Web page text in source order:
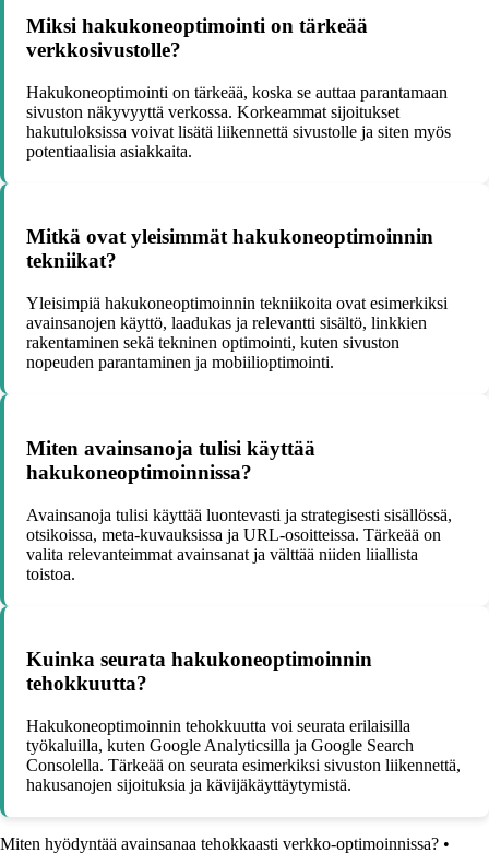
Miksi hakukoneoptimointi on tärkeää
verkkosivustolle?
Hakukoneoptimointi on tärkeää, koska se auttaa parantamaan
sivuston näkyvyyttä verkossa. Korkeammat sijoitukset
hakutuloksissa voivat lisätä liikennettä sivustolle ja siten myös
potentiaalisia asiakkaita.
Mitkä ovat yleisimmät hakukoneoptimoinnin
tekniikat?
Yleisimpiä hakukoneoptimoinnin tekniikoita ovat esimerkiksi
avainsanojen käyttö, laadukas ja relevantti sisältö, linkkien
rakentaminen sekä tekninen optimointi, kuten sivuston
nopeuden parantaminen ja mobiilioptimointi.
Miten avainsanoja tulisi käyttää
hakukoneoptimoinnissa?
Avainsanoja tulisi käyttää luontevasti ja strategisesti sisällössä,
otsikoissa, meta-kuvauksissa ja URL-osoitteissa. Tärkeää on
valita relevanteimmat avainsanat ja välttää niiden liiallista
toistoa.
Kuinka seurata hakukoneoptimoinnin
tehokkuutta?
Hakukoneoptimoinnin tehokkuutta voi seurata erilaisilla
työkaluilla, kuten Google Analyticsilla ja Google Search
Consolella. Tärkeää on seurata esimerkiksi sivuston liikennettä,
hakusanojen sijoituksia ja kävijäkäyttäytymistä.
Miten hyödyntää avainsanaa tehokkaasti verkko-optimoinnissa? •